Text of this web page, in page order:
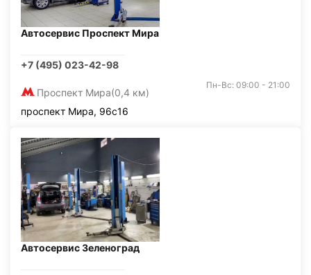
Автосервис Проспект Мира
+7 (495) 023-42-98
Проспект Мира(0,4 км)
Пн-Вс: 09:00 - 21:00
проспект Мира, 96с16
Автосервис Зеленоград